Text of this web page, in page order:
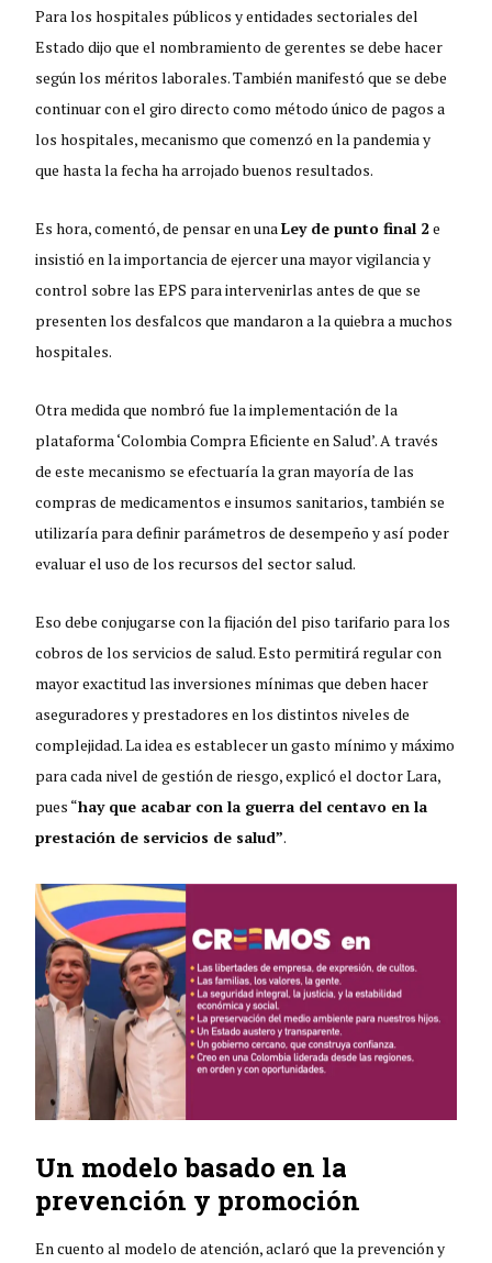
Para los hospitales públicos y entidades sectoriales del
Estado dijo que el nombramiento de gerentes se debe hacer
según los méritos laborales. También manifestó que se debe
continuar con el giro directo como método único de pagos a
los hospitales, mecanismo que comenzó en la pandemia y
que hasta la fecha ha arrojado buenos resultados.
Es hora, comentó, de pensar en unaLey de punto final 2e
insistió en la importancia de ejercer una mayor vigilancia y
control sobre las EPS para intervenirlas antes de que se
presenten los desfalcos que mandaron a la quiebra a muchos
hospitales.
Otra medida que nombró fue la implementación de la
plataforma ‘Colombia Compra Eficiente en Salud’. A través
de este mecanismo se efectuaría la gran mayoría de las
compras de medicamentos e insumos sanitarios, también se
utilizaría para definir parámetros de desempeño y así poder
evaluar el uso de los recursos del sector salud.
Eso debe conjugarse con la fijación del piso tarifario para los
cobros de los servicios de salud. Esto permitirá regular con
mayor exactitud las inversiones mínimas que deben hacer
aseguradores y prestadores en los distintos niveles de
complejidad. La idea es establecer un gasto mínimo y máximo
para cada nivel de gestión de riesgo, explicó el doctor Lara,
pues “hay que acabar con la guerra del centavo en la
prestación de servicios de salud”.
Un modelo basado en la
prevención y promoción
En cuento al modelo de atención, aclaró que la prevención y